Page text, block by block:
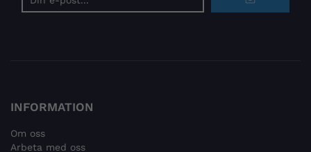
INFORMATION
Om oss
Arbeta med oss